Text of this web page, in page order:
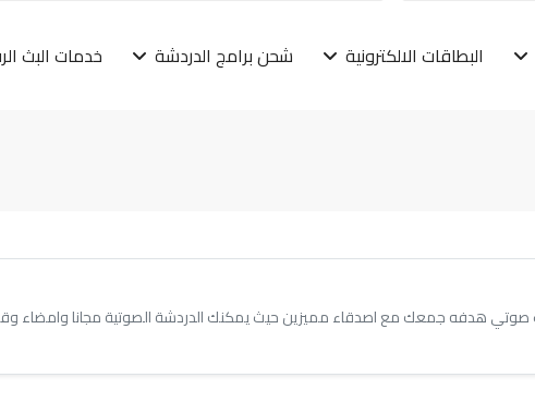
البطاقات الالكترونية شحن برامج الدردشة خدمات البث